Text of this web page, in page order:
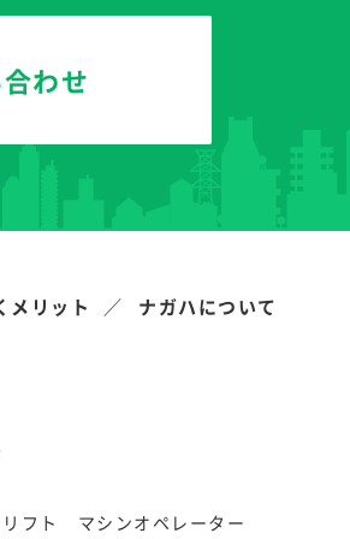
わせ
メリット ナガハについて
フト マシンオペレーター